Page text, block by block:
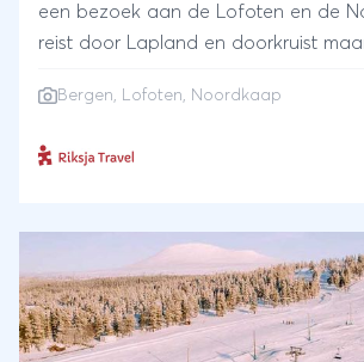
een bezoek aan de Lofoten en de
reist door Lapland en doorkruist
Koningskrab moet klaarmaken bij de
verblijf op unieke locaties. Ontdek
landschappen, bergen en meren van
het noorderlicht te zien, dus houd je
Bergen, Lofoten, Noordkaap